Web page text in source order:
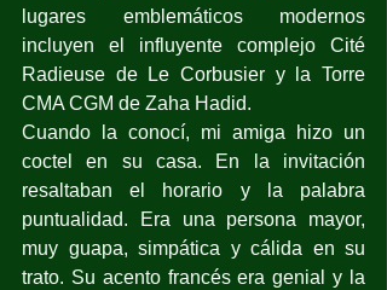
lugares emblemáticos modernos
incluyen el influyente complejo Cité
Radieuse de Le Corbusier y la Torre
CMA CGM de Zaha Hadid.
Cuando la conocí, mi amiga hizo un
coctel en su casa. En la invitación
resaltaban el horario y la palabra
puntualidad. Era una persona mayor,
muy guapa, simpática y cálida en su
trato. Su acento francés era genial y la